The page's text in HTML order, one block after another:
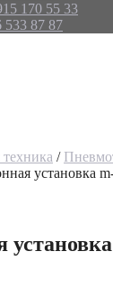
170 55 33
533 87 87
/
установка